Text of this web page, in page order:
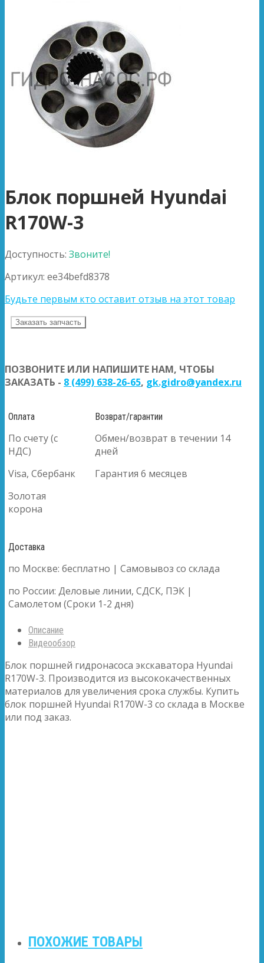
Блок поршней Hyundai
R170W-3
Доступность: Звоните!
Артикул: ee34befd8378
Будьте первым кто оставит отзыв на этот товар
Заказать запчасть
ПОЗВОНИТЕ ИЛИ НАПИШИТЕ НАМ, ЧТОБЫ
ЗАКАЗАТЬ - 8 (499) 638-26-65, gk.gidro@yandex.ru
Оплата
По счету (с
НДС)
Visa, Сбербанк
Золотая
корона
Возврат/гарантии
Обмен/возврат в течении 14
дней
Гарантия 6 месяцев
Доставка
по Москве: бесплатно | Самовывоз со склада
по России: Деловые линии, СДСК, ПЭК |
Самолетом (Сроки 1-2 дня)
Описание
Видеообзор
Блок поршней гидронасоса экскаватора Hyundai
R170W-3. Производится из высококачественных
материалов для увеличения срока службы. Купить
блок поршней Hyundai R170W-3 со склада в Москве
или под заказ.
ПОХОЖИЕ ТОВАРЫ